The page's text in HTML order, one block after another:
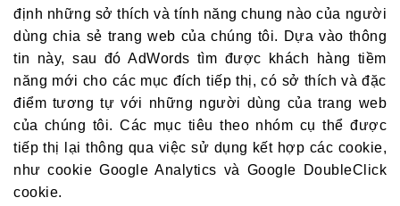
định những sở thích và tính năng chung nào của người
dùng chia sẻ trang web của chúng tôi. Dựa vào thông
tin này, sau đó AdWords tìm được khách hàng tiềm
năng mới cho các mục đích tiếp thị, có sở thích và đặc
điểm tương tự với những người dùng của trang web
của chúng tôi. Các mục tiêu theo nhóm cụ thể được
tiếp thị lại thông qua việc sử dụng kết hợp các cookie,
như cookie Google Analytics và Google DoubleClick
cookie.